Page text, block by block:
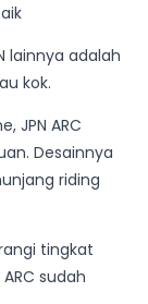
lainnya adalah
kok.
JPN ARC
Desainnya
riding
tingkat
sudah